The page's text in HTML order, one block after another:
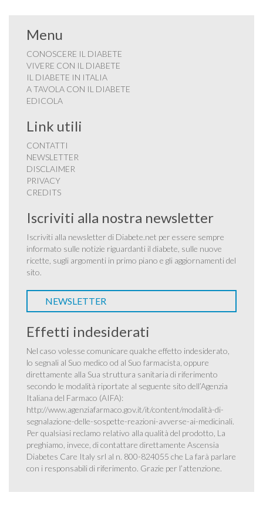
Menu
CONOSCERE IL DIABETE
VIVERE CON IL DIABETE
IL DIABETE IN ITALIA
A TAVOLA CON IL DIABETE
EDICOLA
Link utili
CONTATTI
NEWSLETTER
DISCLAIMER
PRIVACY
CREDITS
Iscriviti alla nostra newsletter
Iscriviti alla newsletter di Diabete.net per essere sempre
informato sulle notizie riguardanti il diabete, sulle nuove
ricette, sugli argomenti in primo piano e gli aggiornamenti del
sito.
NEWSLETTER
Effetti indesiderati
Nel caso volesse comunicare qualche effetto indesiderato,
lo segnali al Suo medico od al Suo farmacista, oppure
direttamente alla Sua struttura sanitaria di riferimento
secondo le modalità riportate al seguente sito dell’Agenzia
Italiana del Farmaco (AIFA):
http://www.agenziafarmaco.gov.it/it/content/modalità-di-
segnalazione-delle-sospette-reazioni-avverse-ai-medicinali.
Per qualsiasi reclamo relativo alla qualità del prodotto, La
preghiamo, invece, di contattare direttamente Ascensia
Diabetes Care Italy srl al n. 800-824055 che La farà parlare
con i responsabili di riferimento. Grazie per l’attenzione.